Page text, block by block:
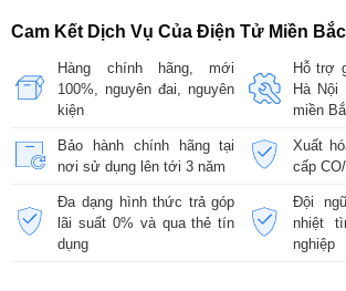
Cam Kết Dịch Vụ Của Điện Tử Miền Bắc
Hàng chính hãng, mới
100%, nguyên đai, nguyên
kiện
Hỗ trợ
Hà Nội
miền
Bảo hành chính hãng tại
nơi sử dụng lên tới 3 năm
Xuất
cấp
Đa dạng hình thức trả góp
lãi suất 0% và qua thẻ tín
dụng
Đội
nhiệt
nghiệp